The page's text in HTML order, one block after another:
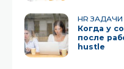
HR ЗАДАЧИ
Когда у
после
hustle